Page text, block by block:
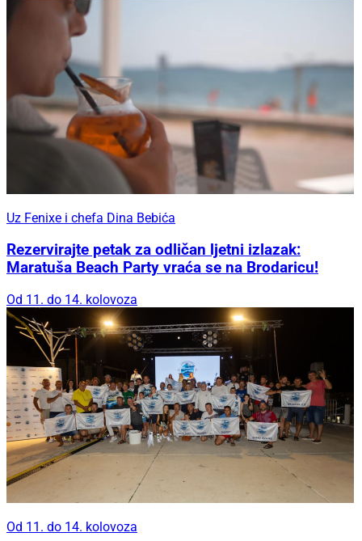
Uz Fenixe i chefa Dina Bebića
Rezervirajte petak za odličan ljetni izlazak:
Maratuša Beach Party vraća se na Brodaricu!
Od 11. do 14. kolovoza
Od 11. do 14. kolovoza